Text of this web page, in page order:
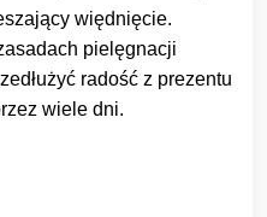
więdnięcie.
pielęgnacji
radość z prezentu
wiele dni.